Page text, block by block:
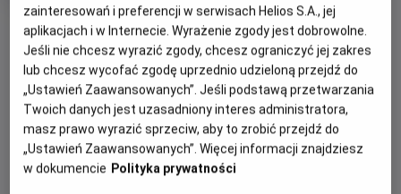
OBSERWUJ Gatunek
Thriller / Animowany / Dramat
Minimalny
wiek
Od 12 lat
Czas
trwania
103 min
REŻYSERIA
Gooseworx
SCENARIUSZ
Gooseworx
OBSADA
Lizzie Freeman, Michael Kovach, Amanda Hufford, Marissa
Lenti, Sean Chiplock, Ashley Nichols
WIĘCEJ SZCZEGÓŁÓW
OPIS WYDARZENIA
Internetowy hit „The Amazing Digital Circus” doczekał się
długo wyczekiwanej finałowej odsłony w formie
zainteresowań i preferencji w serwisach Helios S.A., jej
aplikacjach i w Internecie. Wyrażenie zgody jest dobrowolne.
Jeśli nie chcesz wyrazić zgody, chcesz ograniczyć jej zakres
lub chcesz wycofać zgodę uprzednio udzieloną przejdź do
„Ustawień Zaawansowanych”. Jeśli podstawą przetwarzania
Twoich danych jest uzasadniony interes administratora,
masz prawo wyrazić sprzeciw, aby to zrobić przejdź do
„Ustawień Zaawansowanych”. Więcej informacji znajdziesz
w dokumencie Polityka prywatności